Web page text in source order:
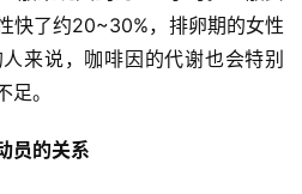
快了约20~30%，排卵期的女性
来说，咖啡因的代谢也会特别
。
员的关系